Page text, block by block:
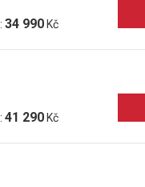
34 990Kč
41 290Kč